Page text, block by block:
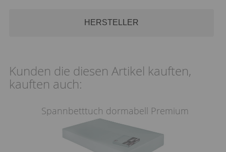
HERSTELLER
Kunden die diesen Artikel kauften,
kauften auch:
Spannbetttuch dormabell Premium